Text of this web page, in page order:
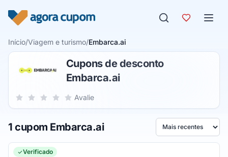
Início/Viagem e turismo/Embarca.ai
Cupons de desconto
Embarca.ai
Sua nota para Embarca.ai, de 1 a 5 estrelas
5 estrelas
4 estrelas
3 estrelas
2 estrelas
1 estrela Avalie
1 cupom Embarca.ai Ordenar por
Verificado